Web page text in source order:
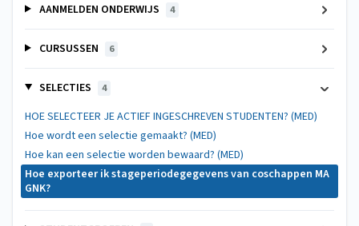
AANMELDEN ONDERWIJS 4
CURSUSSEN 6
SELECTIES 4
HOE SELECTEER JE ACTIEF INGESCHREVEN STUDENTEN? (MED)
Hoe wordt een selectie gemaakt? (MED)
Hoe kan een selectie worden bewaard? (MED)
Hoe exporteer ik stageperiodegegevens van coschappen MA
GNK?